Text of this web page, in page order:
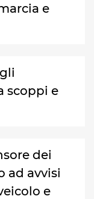
e
scoppi e
dei
ad avvisi
e